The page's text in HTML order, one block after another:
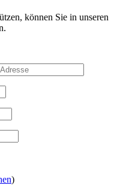
können Sie in unseren
)